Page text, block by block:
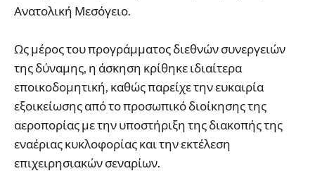
Ανατολική Μεσόγειο.
Ως μέρος του προγράμματος διεθνών συνεργειών
της δύναμης, η άσκηση κρίθηκε ιδιαίτερα
εποικοδομητική, καθώς παρείχε την ευκαιρία
εξοικείωσης από το προσωπικό διοίκησης της
αεροπορίας με την υποστήριξη της διακοπής της
εναέριας κυκλοφορίας και την εκτέλεση
επιχειρησιακών σεναρίων.